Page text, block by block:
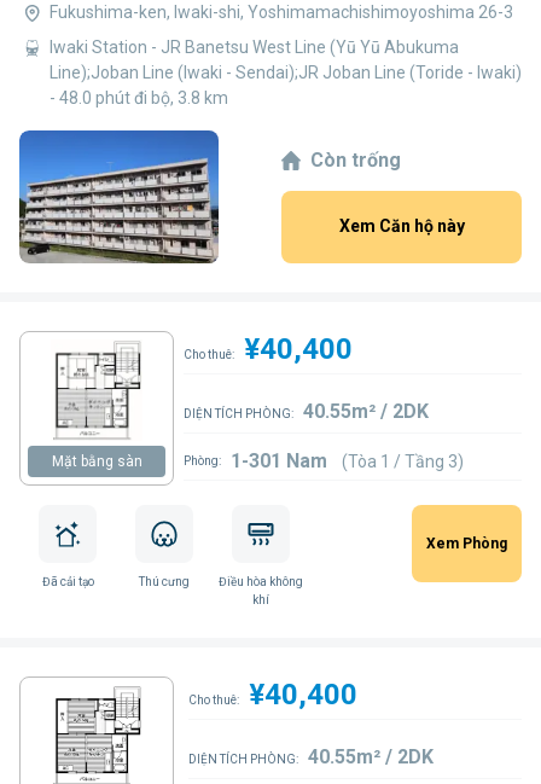
Fukushima-ken, Iwaki-shi, Yoshimamachishimoyoshima 26-3
Iwaki Station - JR Banetsu West Line (Yū Yū Abukuma
Line);Joban Line (Iwaki - Sendai);JR Joban Line (Toride - Iwaki)
- 48.0 phút đi bộ, 3.8 km
Còn trống
Xem Căn hộ này
Mặt bằng sàn
Cho thuê: ¥40,400
DIỆN TÍCH PHÒNG: 40.55m² / 2DK
Phòng: 1-301 Nam (Tòa 1 / Tầng 3)
Đã cải tạo Thú cưng
Điều hòa không
khí
Xem Phòng
Cho thuê: ¥40,400
DIỆN TÍCH PHÒNG: 40.55m² / 2DK